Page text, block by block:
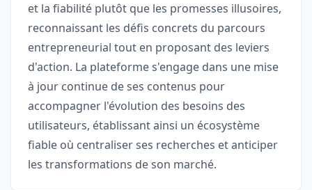
et la fiabilité plutôt que les promesses illusoires,
reconnaissant les défis concrets du parcours
entrepreneurial tout en proposant des leviers
d'action. La plateforme s'engage dans une mise
à jour continue de ses contenus pour
accompagner l'évolution des besoins des
utilisateurs, établissant ainsi un écosystème
fiable où centraliser ses recherches et anticiper
les transformations de son marché.